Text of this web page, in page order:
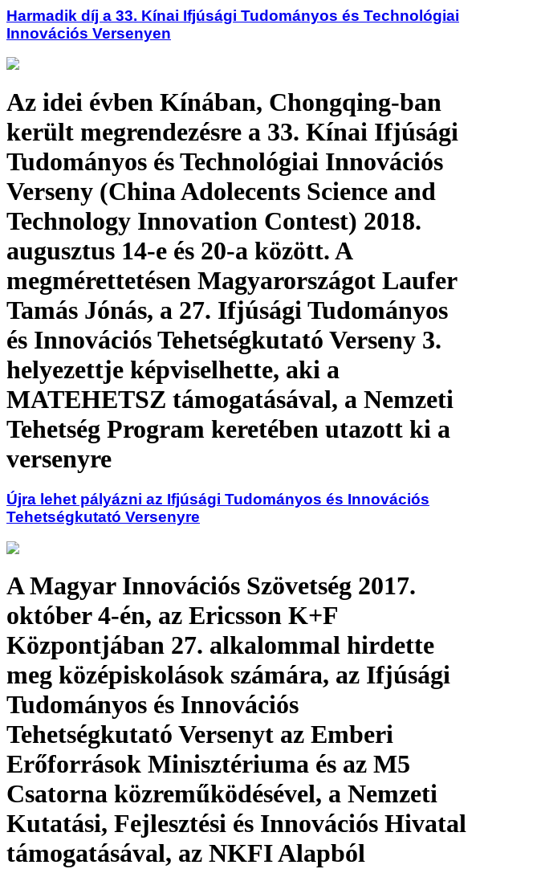
Harmadik díj a 33. Kínai Ifjúsági Tudományos és Technológiai
Innovációs Versenyen
Az idei évben Kínában, Chongqing-ban
került megrendezésre a 33. Kínai Ifjúsági
Tudományos és Technológiai Innovációs
Verseny (China Adolecents Science and
Technology Innovation Contest) 2018.
augusztus 14-e és 20-a között. A
megmérettetésen Magyarországot Laufer
Tamás Jónás, a 27. Ifjúsági Tudományos
és Innovációs Tehetségkutató Verseny 3.
helyezettje képviselhette, aki a
MATEHETSZ támogatásával, a Nemzeti
Tehetség Program keretében utazott ki a
versenyre
Újra lehet pályázni az Ifjúsági Tudományos és Innovációs
Tehetségkutató Versenyre
A Magyar Innovációs Szövetség 2017.
október 4-én, az Ericsson K+F
Központjában 27. alkalommal hirdette
meg középiskolások számára, az Ifjúsági
Tudományos és Innovációs
Tehetségkutató Versenyt az Emberi
Erőforrások Minisztériuma és az M5
Csatorna közreműködésével, a Nemzeti
Kutatási, Fejlesztési és Innovációs Hivatal
támogatásával, az NKFI Alapból